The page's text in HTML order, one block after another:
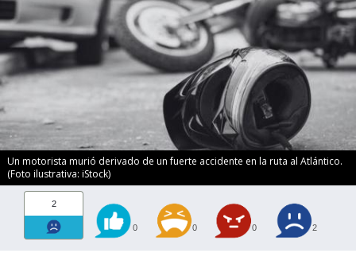
Un motorista murió derivado de un fuerte accidente en la ruta al Atlántico.
(Foto ilustrativa: iStock)
2
0 0 0 2